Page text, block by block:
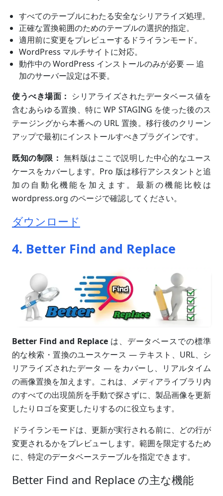
すべてのテーブルにわたる安全なシリアライズ処理。
正確な置換範囲のためのテーブルの選択的指定。
適用前に変更をプレビューするドライランモード。
WordPress マルチサイトに対応。
動作中の WordPress インストールのみが必要 — 追
加のサーバー設定は不要。
使うべき場面： シリアライズされたデータベース値を
含むあらゆる置換、特に WP STAGING を使った後のス
テージングから本番への URL 置換。移行後のクリーン
アップで最初にインストールすべきプラグインです。
既知の制限： 無料版はここで説明した中心的なユース
ケースをカバーします。Pro 版は移行アシスタントと追
加の自動化機能を加えます。最新の機能比較は
wordpress.org のページで確認してください。
ダウンロード
4. Better Find and Replace
Better Find and Replaceは、データベースでの標準
的な検索・置換のユースケース — テキスト、URL、シ
リアライズされたデータ — をカバーし、リアルタイム
の画像置換を加えます。これは、メディアライブラリ内
のすべての出現箇所を手動で探さずに、製品画像を更新
したりロゴを変更したりするのに役立ちます。
ドライランモードは、更新が実行される前に、どの行が
変更されるかをプレビューします。範囲を限定するため
に、特定のデータベーステーブルを指定できます。
Better Find and Replace の主な機能